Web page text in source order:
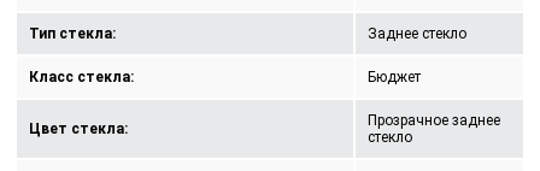
Тип стекла: Заднее стекло
Класс стекла: Бюджет
Цвет стекла:
Прозрачное заднее
стекло